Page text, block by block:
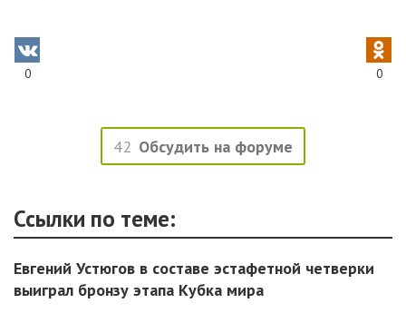
0 0
42 Обсудить на форуме
Ссылки по теме:
Евгений Устюгов в составе эстафетной четверки
выиграл бронзу этапа Кубка мира